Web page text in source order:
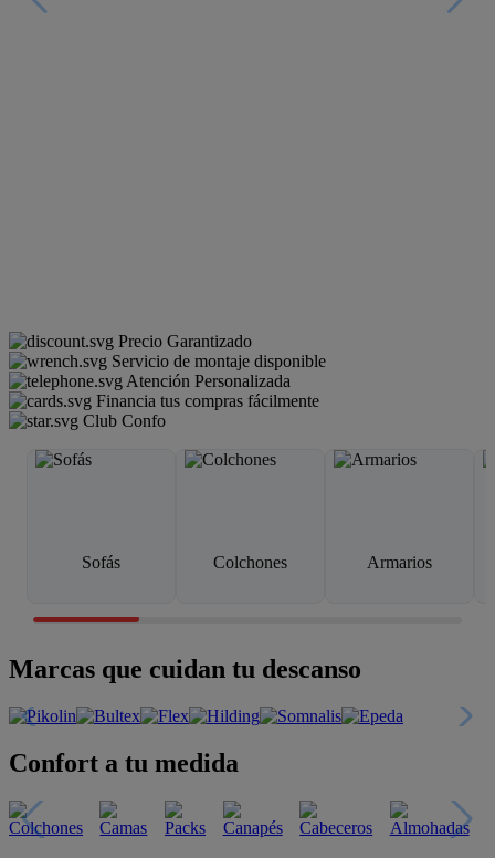
Precio Garantizado
Servicio de montaje disponible
Atención Personalizada
Financia tus compras fácilmente
Club Confo
Sofás Colchones Armarios
Marcas que cuidan tu descanso
Confort a tu medida